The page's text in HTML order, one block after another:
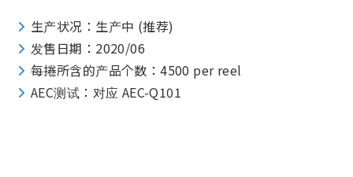
生产状况：生产中 (推荐)
发售日期：2020/06
每捲所含的产品个数：4500 per reel
AEC测试：对应 AEC-Q101